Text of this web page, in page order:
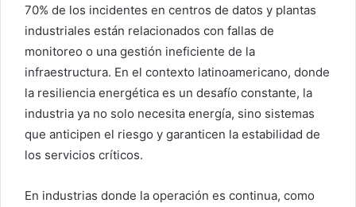
70% de los incidentes en centros de datos y plantas
industriales están relacionados con fallas de
monitoreo o una gestión ineficiente de la
infraestructura. En el contexto latinoamericano, donde
la resiliencia energética es un desafío constante, la
industria ya no solo necesita energía, sino sistemas
que anticipen el riesgo y garanticen la estabilidad de
los servicios críticos.
En industrias donde la operación es continua, como